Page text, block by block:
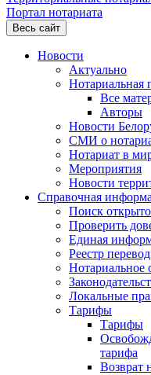
Портал нотариата
Весь сайт
Новости
Актуально
Нотариальная
Все
Авторы
Новости
СМИ о
Нотариат в
Мероприятия
Новости
Справочная
Поиск
Проверить
Единая
Реестр
Нотариальное
Локальные
Тарифы
Тарифы
тарифа
Возврат